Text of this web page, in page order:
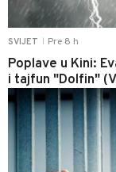
SVIJET Pre 8 h
Poplave u Kini:
i tajfun "Dolfin"